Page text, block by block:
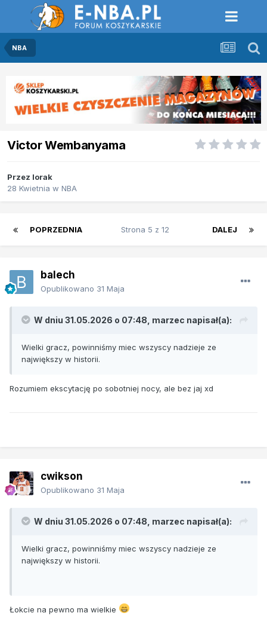
NBA
Victor Wembanyama
Przez lorak
28 Kwietnia w NBA
POPRZEDNIA DALEJ
Strona 5 z 12
balech
Opublikowano 31 Maja
W dniu 31.05.2026 o 07:48, marzec napisał(a):
Wielki gracz, powinniśmy miec wszyscy nadzieje ze
największy w historii.
Rozumiem ekscytację po sobotniej nocy, ale bez jaj xd
cwikson
Opublikowano 31 Maja
W dniu 31.05.2026 o 07:48, marzec napisał(a):
Wielki gracz, powinniśmy miec wszyscy nadzieje ze
największy w historii.
Łokcie na pewno ma wielkie